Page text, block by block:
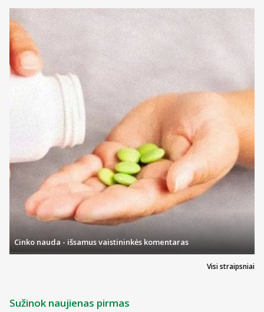
Visi straipsniai
Cinko nauda - išsamus vaistininkės komentaras
Sužinok naujienas pirmas